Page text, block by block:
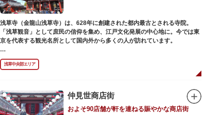
浅草寺（金龍山浅草寺）は、628年に創建された都内最古とされる寺院。
「浅草観音」として庶民の信仰を集め、江戸文化発展の中心地に。今では東
京を代表する観光名所として国内外から多くの人が訪れています。
浅草の象徴とも言える「雷門（風雷神門）」は、高さ3.9mの大提灯と風神雷
神像が安置された浅草寺の総門。本堂前には2体の仁王尊像が並ぶ山門「宝
蔵門」が建ち、参拝客を堂々と迎えてくれます。本堂前には、邪気を払うご
身を清めましょう。「観音堂」とも呼ばれる本堂にはご本尊の聖観世音菩薩
が祀られており、毎日定時に法要が執り行われています。
境内の歴史ある建造物も必見です。ひと際目立つ五重塔、国指定重要文化財
浅草中央部エリア
仲見世商店街
およそ90店舗が軒を連ねる賑やかな商店街